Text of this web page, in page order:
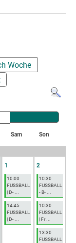
Woche
Sam Son
1
10:00
FUSSBALL
| D- ...
14:45
FUSSBALL
| D- ...
2
10:30
FUSSBALL
- B- ...
10:30
FUSSBALL
| Fr ...
13:30
FUSSBALL